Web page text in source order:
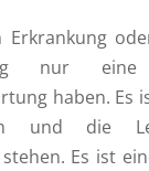
Erkrankung
nur eine
haben. Es
und die
Es ist